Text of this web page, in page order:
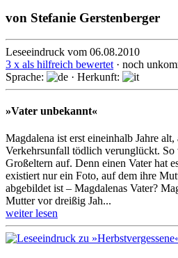
von Stefanie Gerstenberger
Leseeindruck vom 06.08.2010
3 x als hilfreich bewertet · noch
Sprache:
· Herkunft:
»Vater unbekannt«
Magdalena ist erst eineinhalb Jahre
Verkehrsunfall tödlich verunglückt. So
Großeltern auf. Denn einen Vater hat
existiert nur ein Foto, auf dem ihre
abgebildet ist – Magdalenas Vater?
Mutter vor dreißig Jah...
weiter lesen